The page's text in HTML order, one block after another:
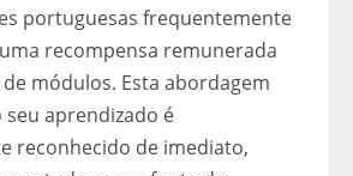
portuguesas frequentemente
recompensa remunerada
módulos. Esta abordagem
seu aprendizado é
reconhecido de imediato,